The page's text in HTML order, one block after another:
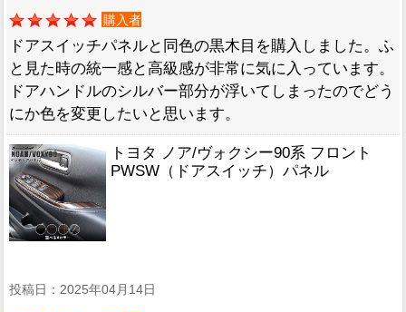
購入者
ドアスイッチパネルと同色の黒木目を購入しました。ふ
と見た時の統一感と高級感が非常に気に入っています。
ドアハンドルのシルバー部分が浮いてしまったのでどう
にか色を変更したいと思います。
トヨタ ノア/ヴォクシー90系 フロント
PWSW（ドアスイッチ）パネル
投稿日：2025年04月14日